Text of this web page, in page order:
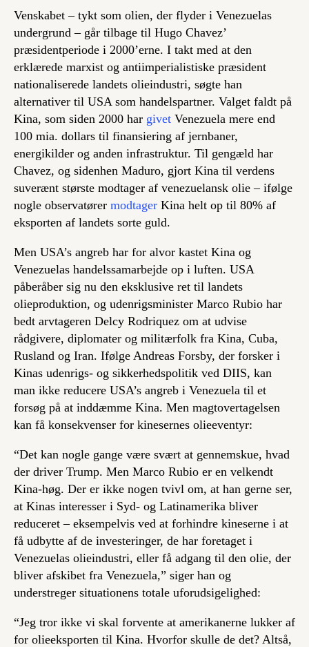
Venskabet – tykt som olien, der flyder i Venezuelas
undergrund – går tilbage til Hugo Chavez’
præsidentperiode i 2000’erne. I takt med at den
erklærede marxist og antiimperialistiske præsident
nationaliserede landets olieindustri, søgte han
alternativer til USA som handelspartner. Valget faldt på
Kina, som siden 2000 har givet Venezuela mere end
100 mia. dollars til finansiering af jernbaner,
energikilder og anden infrastruktur. Til gengæld har
Chavez, og sidenhen Maduro, gjort Kina til verdens
suverænt største modtager af venezuelansk olie – ifølge
nogle observatører modtager Kina helt op til 80% af
eksporten af landets sorte guld.
Men USA’s angreb har for alvor kastet Kina og
Venezuelas handelssamarbejde op i luften. USA
påberåber sig nu den eksklusive ret til landets
olieproduktion, og udenrigsminister Marco Rubio har
bedt arvtageren Delcy Rodriquez om at udvise
rådgivere, diplomater og militærfolk fra Kina, Cuba,
Rusland og Iran. Ifølge Andreas Forsby, der forsker i
Kinas udenrigs- og sikkerhedspolitik ved DIIS, kan
man ikke reducere USA’s angreb i Venezuela til et
forsøg på at inddæmme Kina. Men magtovertagelsen
kan få konsekvenser for kinesernes olieeventyr:
“Det kan nogle gange være svært at gennemskue, hvad
der driver Trump. Men Marco Rubio er en velkendt
Kina-høg. Der er ikke nogen tvivl om, at han gerne ser,
at Kinas interesser i Syd- og Latinamerika bliver
reduceret – eksempelvis ved at forhindre kineserne i at
få udbytte af de investeringer, de har foretaget i
Venezuelas olieindustri, eller få adgang til den olie, der
bliver afskibet fra Venezuela,” siger han og
understreger situationens totale uforudsigelighed:
“Jeg tror ikke vi skal forvente at amerikanerne lukker af
for olieeksporten til Kina. Hvorfor skulle de det? Altså,